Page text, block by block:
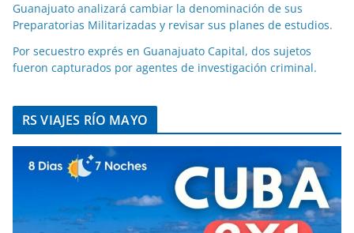
Guanajuato analizará cambiar la denominación de sus
Preparatorias Militarizadas y revisar sus planes de estudios.
Por secuestro exprés en Guanajuato Capital, dos sujetos
fueron capturados por agentes de investigación criminal.
RS VIAJES RÍO MAYO